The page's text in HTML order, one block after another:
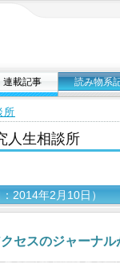
連載記事 読み物系
所
人生相談所
2014年2月10日）
セスのジャーナ